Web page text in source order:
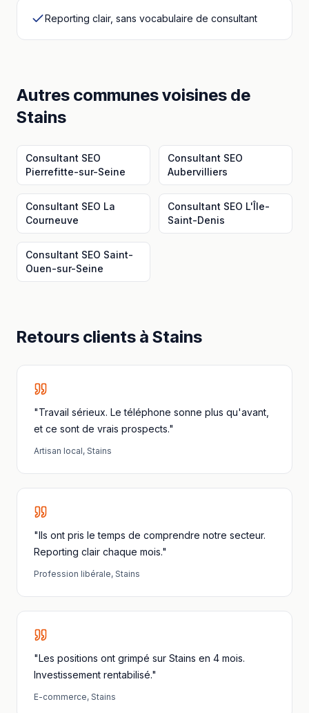
Reporting clair, sans vocabulaire de consultant
Autres communes voisines de
Stains
Consultant SEO
Pierrefitte-sur-Seine
Consultant SEO
Aubervilliers
Consultant SEO La
Courneuve
Consultant SEO L'Île-
Saint-Denis
Consultant SEO Saint-
Ouen-sur-Seine
Retours clients à Stains
"Travail sérieux. Le téléphone sonne plus qu'avant,
et ce sont de vrais prospects."
Artisan local, Stains
"Ils ont pris le temps de comprendre notre secteur.
Reporting clair chaque mois."
Profession libérale, Stains
"Les positions ont grimpé sur Stains en 4 mois.
Investissement rentabilisé."
E-commerce, Stains